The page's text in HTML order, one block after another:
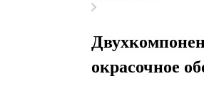
окрасочное